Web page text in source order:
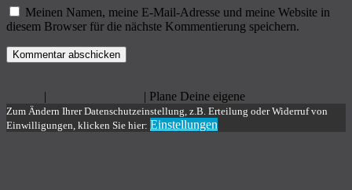
Meinen Namen, meine E-Mail-Adresse und meine Website in
diesem Browser für die nächste Kommentierung speichern.
| | Plane Deine eigene
Zum Ändern Ihrer Datenschutzeinstellung, z.B. Erteilung oder Widerruf von
Einwilligungen, klicken Sie hier: Einstellungen